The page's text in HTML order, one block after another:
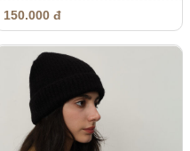
150.000 đ